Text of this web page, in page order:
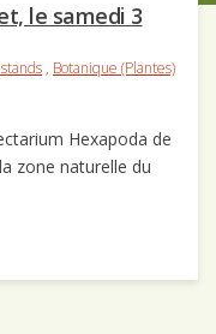
le samedi 3
, Botanique (Plantes)
Hexapoda de
zone naturelle du